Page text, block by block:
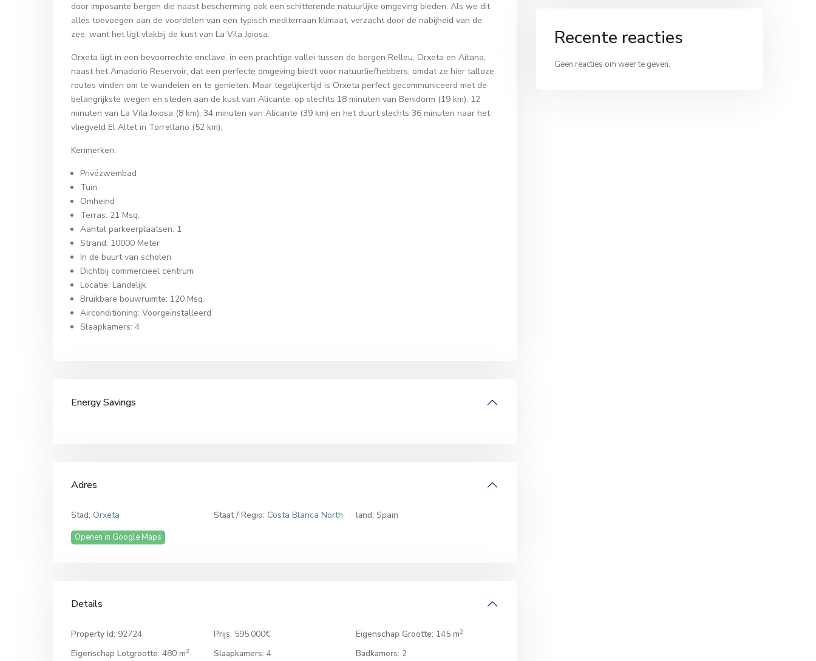
door imposante bergen die naast bescherming ook een schitterende natuurlijke omgeving bieden. Als we dit
alles toevoegen aan de voordelen van een typisch mediterraan klimaat, verzacht door de nabijheid van de
zee, want het ligt vlakbij de kust van La Vila Joiosa.
Orxeta ligt in een bevoorrechte enclave, in een prachtige vallei tussen de bergen Relleu, Orxeta en Aitana,
naast het Amadorio Reservoir, dat een perfecte omgeving biedt voor natuurliefhebbers, omdat ze hier talloze
routes vinden om te wandelen en te genieten. Maar tegelijkertijd is Orxeta perfect gecommuniceerd met de
belangrijkste wegen en steden aan de kust van Alicante, op slechts 18 minuten van Benidorm (19 km), 12
minuten van La Vila Joiosa (8 km), 34 minuten van Alicante (39 km) en het duurt slechts 36 minuten naar het
vliegveld El Altet in Torrellano (52 km).
Kenmerken:
Privézwembad
Tuin
Omheind
Terras: 21 Msq.
Aantal parkeerplaatsen: 1
Strand: 10000 Meter
In de buurt van scholen
Dichtbij commercieel centrum
Locatie: Landelijk
Bruikbare bouwruimte: 120 Msq.
Airconditioning: Voorgeïnstalleerd
Slaapkamers: 4
Energy Savings
Adres
Stad: Orxeta Staat / Regio: Costa Blanca North land: Spain
Openen in Google Maps
Details
Property Id: 92724 Prijs: 595.000€ Eigenschap Grootte: 145 m2
Eigenschap Lotgrootte: 480 m2 Slaapkamers: 4 Badkamers: 2
Recente reacties
Geen reacties om weer te geven.